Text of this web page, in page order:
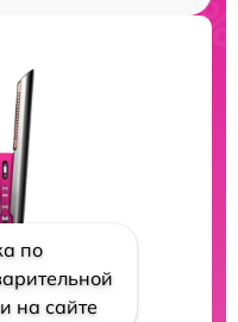
по
на сайте